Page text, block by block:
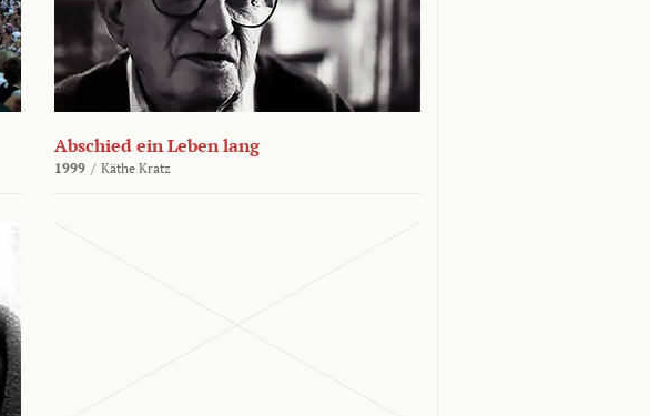
Abschied ein Leben lang
1999 / Käthe Kratz